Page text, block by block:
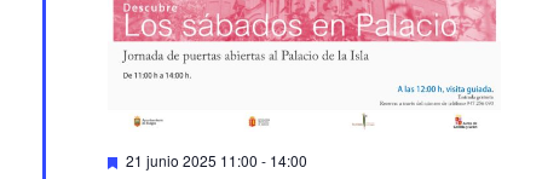
Featured
21 junio 2025 11:00 - 14:00